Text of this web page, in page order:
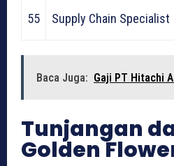
55 Supply Chain Specialist
Baca Juga: Gaji PT Hitachi
Tunjangan
Golden